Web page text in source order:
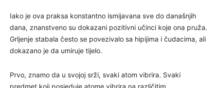
Iako je ova praksa konstantno ismijavana sve do današnjih
dana, znanstveno su dokazani pozitivni učinci koje ona pruža.
Grljenje stabala često se povezivalo sa hipijima i čudacima, ali
dokazano je da umiruje tijelo.
Prvo, znamo da u svojoj srži, svaki atom vibrira. Svaki